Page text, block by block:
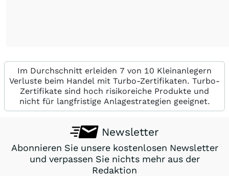
Im Durchschnitt erleiden 7 von 10 Kleinanlegern
Verluste beim Handel mit Turbo-Zertifikaten. Turbo-
Zertifikate sind hoch risikoreiche Produkte und
nicht für langfristige Anlagestrategien geeignet.
Newsletter
Abonnieren Sie unsere kostenlosen Newsletter
und verpassen Sie nichts mehr aus der
Redaktion